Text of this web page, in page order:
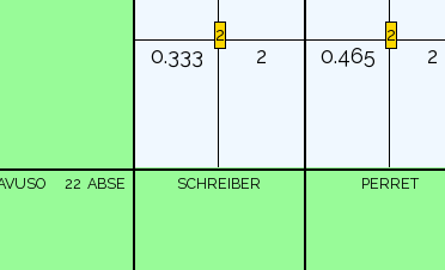
0.333 2
2
0.465 2
2
22 ABSE SCHREIBER PERRET